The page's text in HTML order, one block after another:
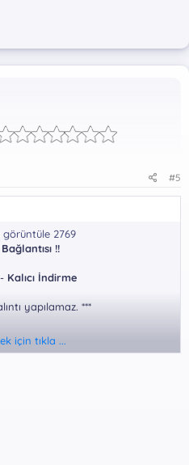
#5
görüntüle 2769
!!
Kalıcı İndirme
yapılamaz. ***
için tıkla ...